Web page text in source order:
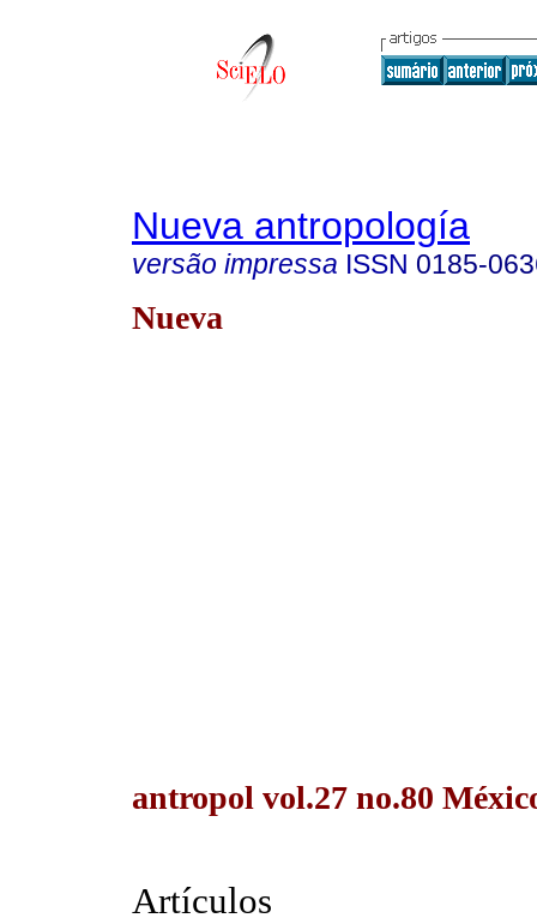
Nueva antropología
versão impressa ISSN 0185-
Nueva
antropol vol.27 no.80
Artículos